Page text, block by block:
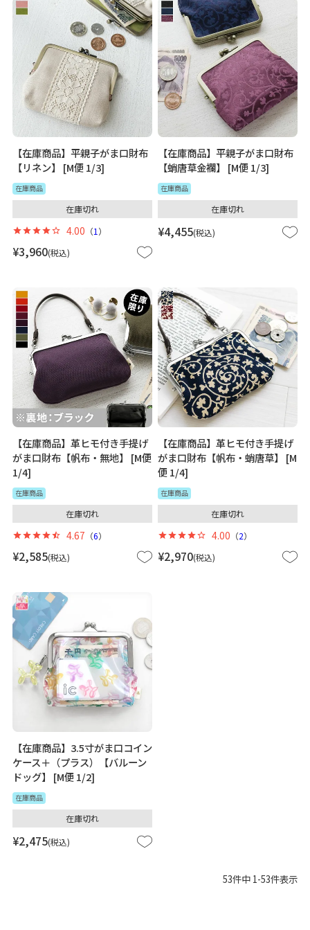
【在庫商品】平親子がま口財布
【リネン】 [M便 1/3]
在庫商品
¥3,960 税込
在庫切れ
4.00 （1 ）
【在庫商品】平親子がま口財布
【蛸唐草金襴】 [M便 1/3]
在庫商品
¥4,455 税込
在庫切れ
【在庫商品】革ヒモ付き手提げ
がま口財布【帆布・無地】 [M便
1/4]
在庫商品
¥2,585 税込
在庫切れ
4.67 （6）
【在庫商品】革ヒモ付き手提げ
がま口財布【帆布・蛸唐草】 [M
便 1/4]
在庫商品
¥2,970 税込
在庫切れ
4.00 （2）
【在庫商品】3.5寸がま口コイン
ケース＋（プラス）【バルーン
ドッグ】 [M便 1/2]
在庫商品
¥2,475 税込
在庫切れ
53件中 1-53件表示